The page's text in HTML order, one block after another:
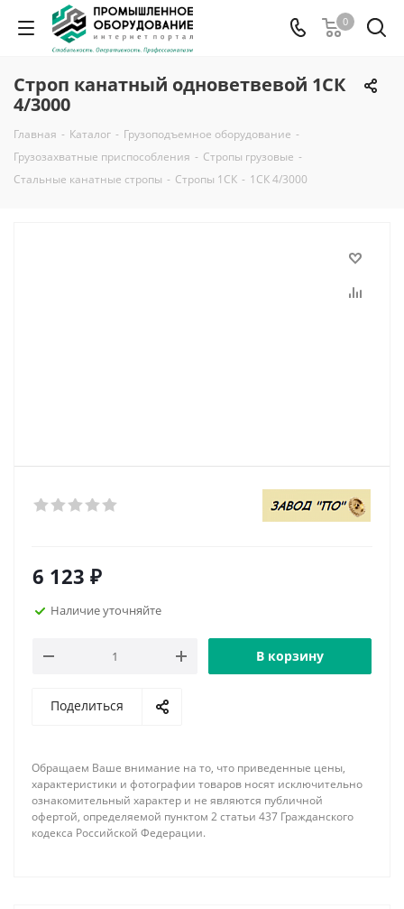
0
Строп канатный одноветвевой 1СК
4/3000
Главная - Каталог - Грузоподъемное оборудование -
Грузозахватные приспособления - Стропы грузовые -
Стальные канатные стропы - Стропы 1СК - 1СК 4/3000
6 123 ₽
Наличие уточняйте
В корзину
Поделиться
Обращаем Ваше внимание на то, что приведенные цены,
характеристики и фотографии товаров носят исключительно
ознакомительный характер и не являются публичной
офертой, определяемой пунктом 2 статьи 437 Гражданского
кодекса Российской Федерации.